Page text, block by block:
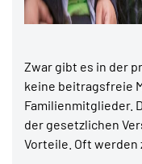
Zwar gibt es in der
keine beitragsfreie
Familienmitglieder.
der gesetzlichen
Vorteile. Oft werden